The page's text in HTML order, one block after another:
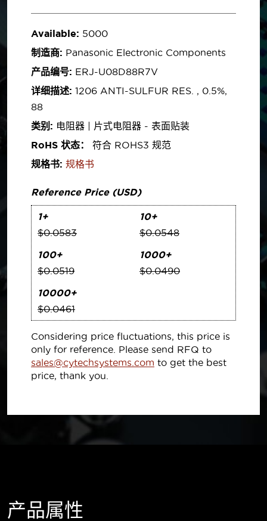
Available: 5000
制造商: Panasonic Electronic Components
产品编号: ERJ-U08D88R7V
详细描述: 1206 ANTI-SULFUR RES. , 0.5%,
88
类别: 电阻器 | 片式电阻器 - 表面贴装
RoHS 状态：
符合 ROHS3 规范
规格书: 规格书
Reference Price (USD)
1+
$0.0583
10+
$0.0548
100+
$0.0519
1000+
$0.0490
10000+
$0.0461
Considering price fluctuations, this price is
only for reference. Please send RFQ to
sales@cytechsystems.com to get the best
price, thank you.
产品属性